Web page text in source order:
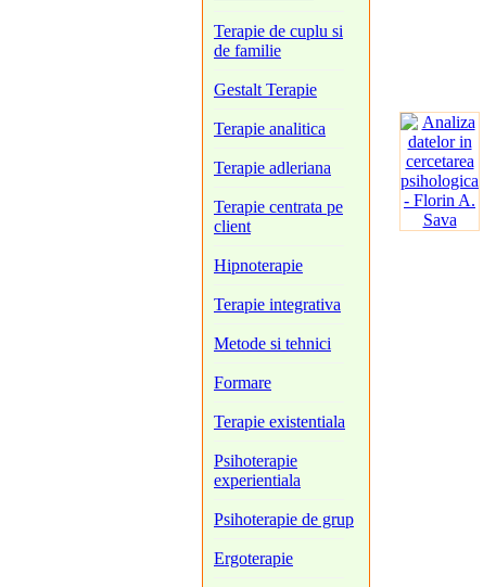
Terapie de cuplu si
de familie
Gestalt Terapie
Terapie analitica
Terapie adleriana
Terapie centrata pe
client
Hipnoterapie
Terapie integrativa
Metode si tehnici
Formare
Terapie existentiala
Psihoterapie
experientiala
Psihoterapie de grup
Ergoterapie